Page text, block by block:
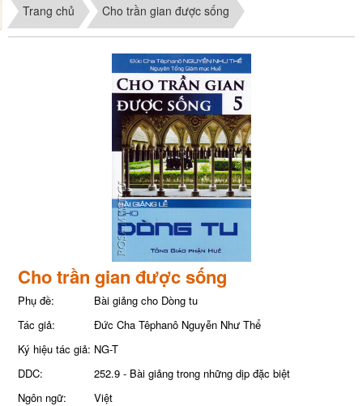
Phiếu Sách
Trang chủ Cho trần gian được sống
Cho trần gian được sống
Phụ đề:
Bài giảng cho Dòng tu
Tác giả:
Đức Cha Têphanô Nguyễn Như Thể
Ký hiệu tác giả: NG-T
DDC:
252.9 - Bài giảng trong những dịp đặc biệt
Ngôn ngữ:
Việt